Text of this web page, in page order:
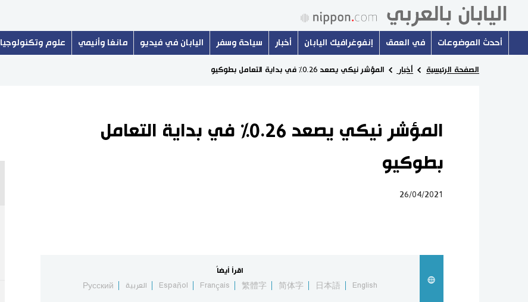
أحدث الموضوعات في العمق إنفوغرافيك اليابان أخبار سياحة وسفر اليابان في فيديو مانغا وأنيمي علوم وتكنولوجيا
الصفحة الرئيسية أخبار المؤشر نيكي يصعد 0.26% في بداية التعامل بطوكيو
المؤشر نيكي يصعد 0.26% في بداية التعامل
بطوكيو
26/04/2021
اقرأ أيضاً
English
日本語
简体字
繁體字
Français
Español العربية Русский